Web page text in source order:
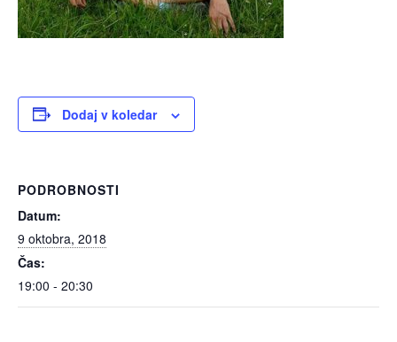
Dodaj v koledar
PODROBNOSTI
Datum:
9 oktobra, 2018
Čas:
19:00 - 20:30